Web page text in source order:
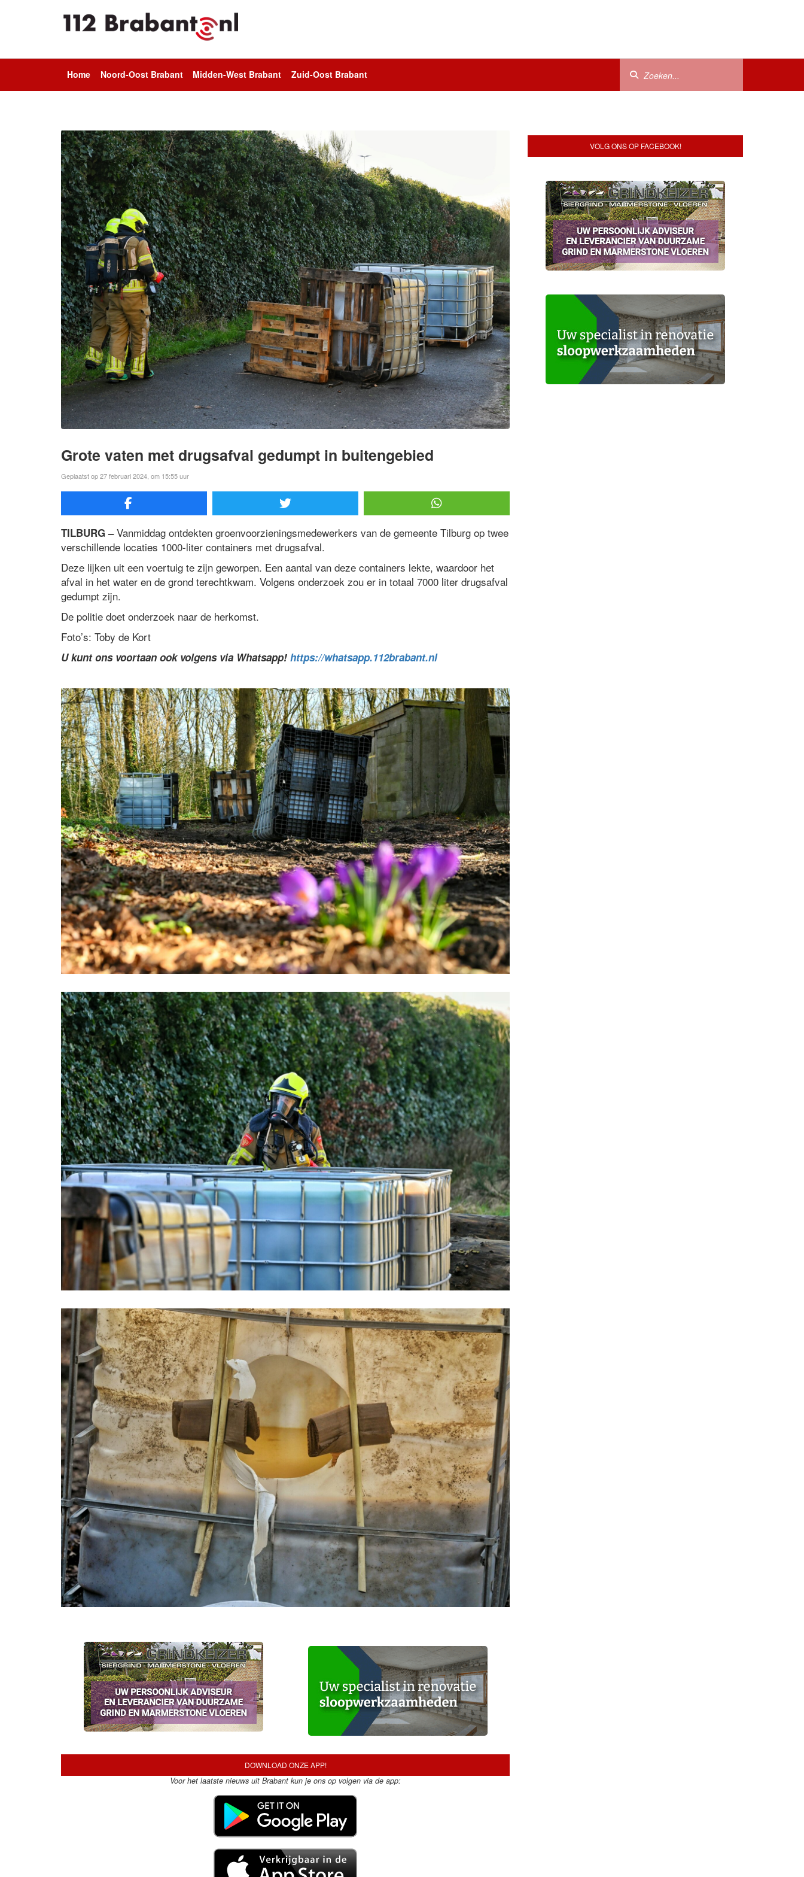
Home Noord-Oost Brabant Midden-West Brabant Zuid-Oost Brabant
Grote vaten met drugsafval gedumpt in buitengebied
Geplaatst op 27 februari 2024, om 15:55 uur
TILBURG –Vanmiddag ontdekten groenvoorzieningsmedewerkers van de gemeente Tilburg op twee
verschillende locaties 1000-liter containers met drugsafval.
Deze lijken uit een voertuig te zijn geworpen. Een aantal van deze containers lekte, waardoor het
afval in het water en de grond terechtkwam. Volgens onderzoek zou er in totaal 7000 liter drugsafval
gedumpt zijn.
De politie doet onderzoek naar de herkomst.
Foto’s: Toby de Kort
U kunt ons voortaan ook volgens via Whatsapp! https://whatsapp.112brabant.nl
DOWNLOAD ONZE APP!
Voor het laatste nieuws uit Brabant kun je ons op volgen via de app:
VOLG ONS OP FACEBOOK!